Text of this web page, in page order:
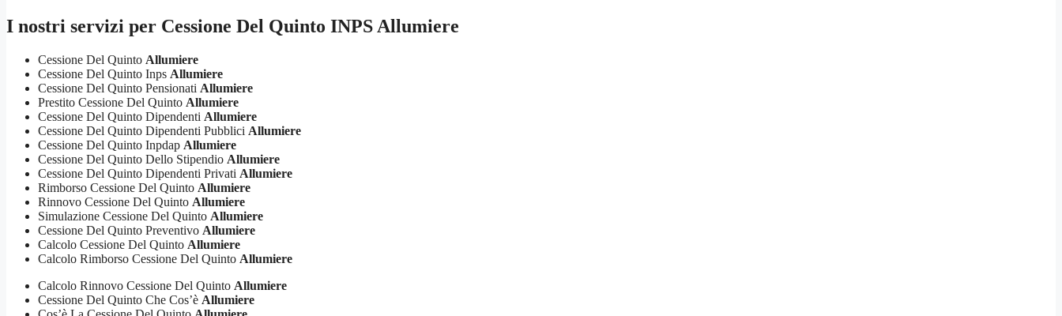
I nostri servizi per Cessione Del Quinto INPS Allumiere
Cessione Del Quinto Allumiere
Cessione Del Quinto Inps Allumiere
Cessione Del Quinto Pensionati Allumiere
Prestito Cessione Del Quinto Allumiere
Cessione Del Quinto Dipendenti Allumiere
Cessione Del Quinto Dipendenti Pubblici Allumiere
Cessione Del Quinto Inpdap Allumiere
Cessione Del Quinto Dello Stipendio Allumiere
Cessione Del Quinto Dipendenti Privati Allumiere
Rimborso Cessione Del Quinto Allumiere
Rinnovo Cessione Del Quinto Allumiere
Simulazione Cessione Del Quinto Allumiere
Cessione Del Quinto Preventivo Allumiere
Calcolo Cessione Del Quinto Allumiere
Calcolo Rimborso Cessione Del Quinto Allumiere
Calcolo Rinnovo Cessione Del Quinto Allumiere
Cessione Del Quinto Che Cos’è Allumiere